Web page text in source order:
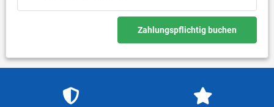
Zahlungspflichtig buchen